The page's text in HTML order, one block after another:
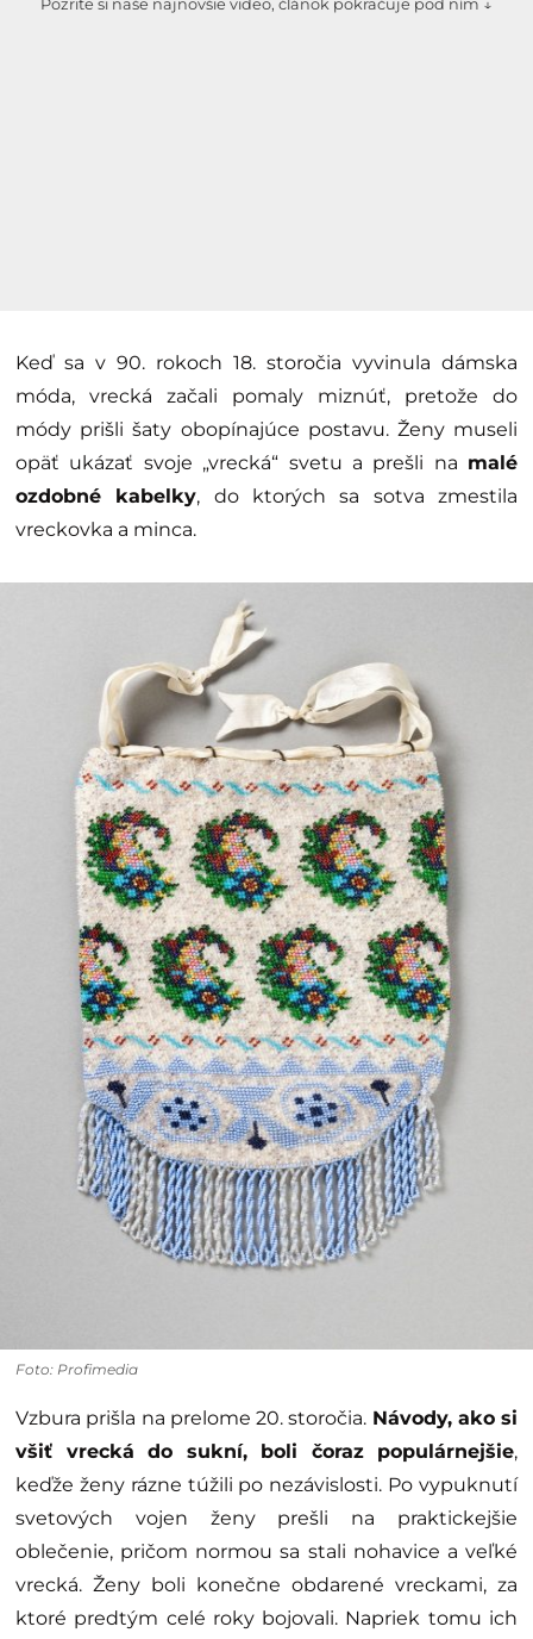
Pozrite si naše najnovšie video, článok pokračuje pod ním ↓
Keď sa v 90. rokoch 18. storočia vyvinula dámska
móda, vrecká začali pomaly miznúť, pretože do
módy prišli šaty obopínajúce postavu. Ženy museli
opäť ukázať svoje „vrecká“ svetu a prešli na malé
ozdobné kabelky, do ktorých sa sotva zmestila
vreckovka a minca.
Foto: Profimedia
Vzbura prišla na prelome 20. storočia. Návody, ako si
všiť vrecká do sukní, boli čoraz populárnejšie,
keďže ženy rázne túžili po nezávislosti. Po vypuknutí
svetových vojen ženy prešli na praktickejšie
oblečenie, pričom normou sa stali nohavice a veľké
vrecká. Ženy boli konečne obdarené vreckami, za
ktoré predtým celé roky bojovali. Napriek tomu ich